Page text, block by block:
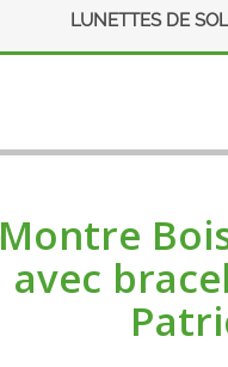
LUNETTES DE
Montre
avec